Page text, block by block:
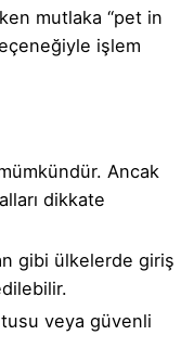
mutlaka “pet in
işlem
Ancak
dikkate
gibi ülkelerde giriş
veya güvenli